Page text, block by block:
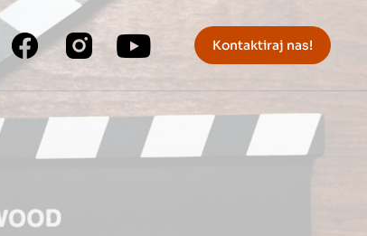
Kontaktiraj nas!